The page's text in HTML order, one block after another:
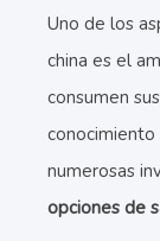
Uno de los
china es el
consumen
numerosas
opciones de